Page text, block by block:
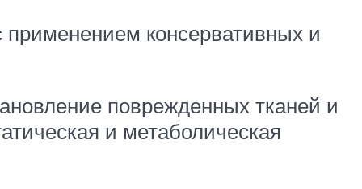
консервативных и
поврежденных тканей и
и метаболическая